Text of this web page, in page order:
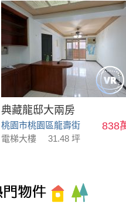
典藏龍邸大兩房
桃園市桃園區龍壽街 838
電梯大樓 31.48 坪